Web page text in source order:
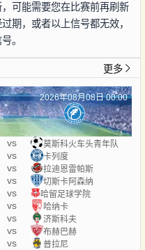
可能需要您在比赛前再刷新
期，或者以上信号都无效，
。
更多
2026年08月08日 00:00
vs
莫斯科火车头青年队
vs
卡列度
vs
拉迪恩雷帕斯
vs
切斯卡阿森纳
vs
哈留足球学院
vs
哈纳卡
vs
济斯科夫
vs
布赫巴赫
vs 普拉尼